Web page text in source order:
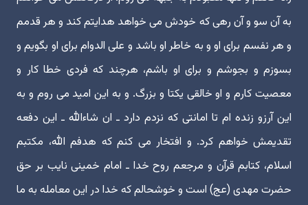
به آن سو و آن رهی که خودش می خواهد هدایتم کند و هر قدمم
و هر نفسم برای او و به خاطر او باشد و علی الدوام برای او بگویم و
بسوزم و بجوشم و برای او باشم، هرچند که فردی خطا کار و
معصیت کارم و او خالقی یکتا و بزرگ. و به این امید می روم و به
این آرزو زنده ام تا امانتی که نزدم دارد ـ ان شاءالله ـ این دفعه
تقدیمش خواهم کرد. و افتخار می کنم که هدفم الله، مکتبم
اسلام، کتابم قرآن و مرجعم روح خدا ـ امام خمینی نایب بر حق
حضرت مهدی (عج) است و خوشحالم که خدا در این معامله به ما